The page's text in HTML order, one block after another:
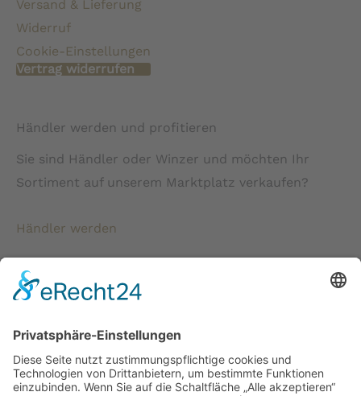
Versand & Lieferung
Widerruf
Cookie-Einstellungen
Vertrag widerrufen
Händler werden und profitieren
Sie sind Händler oder Winzer und möchten Ihr
Sortiment auf unserem Marktplatz verkaufen?
Händler werden
* Alle Preise verstehen sich inkl. gesetzlicher